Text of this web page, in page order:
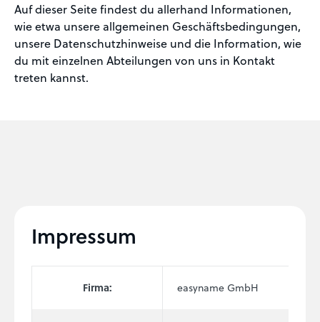
Auf dieser Seite findest du allerhand Informationen,
wie etwa unsere allgemeinen Geschäftsbedingungen,
unsere Datenschutzhinweise und die Information, wie
du mit einzelnen Abteilungen von uns in Kontakt
treten kannst.
Impressum
Firma: easyname GmbH